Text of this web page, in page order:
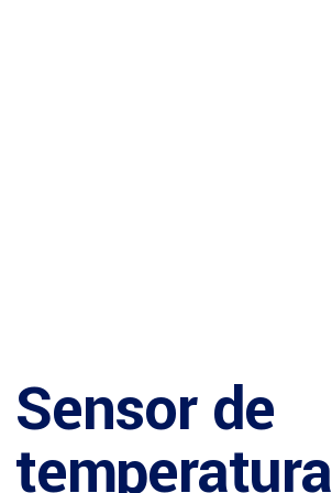
Sensor de
temperatura